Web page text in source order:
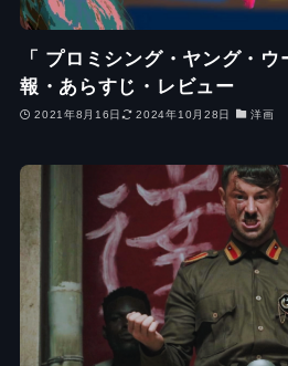
「 プロミシング・ヤング・
報・あらすじ・レビュー
2021年8月16日 2024年10月28日 洋画